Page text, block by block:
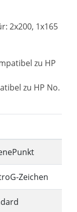
2x200, 1x165
zu HP
zu HP No.
Zeichen